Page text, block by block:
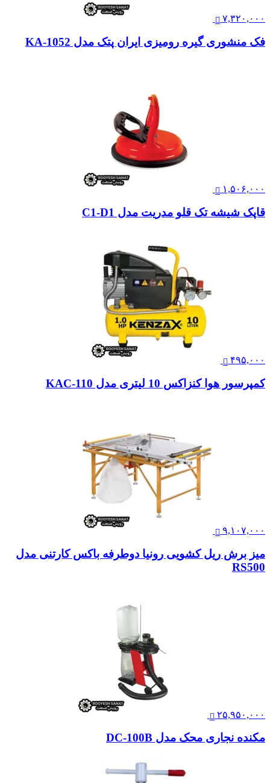
۷,۳۲۰,۰۰۰
فک منشوری گیره رومیزی ایران پتک مدل KA-1052
۱,۵۰۶,۰۰۰
قاپک شیشه تک قلو مدریت مدل C1-D1
۴۹۵,۰۰۰
کمپرسور هوا کنزاکس 10 لیتری مدل KAC-110
۹,۱۰۷,۰۰۰
میز برش ریل کشویی رونیا دوطرفه باکس کارتنی مدل
RS500
۲۵,۹۵۰,۰۰۰
مکنده نجاری محک مدل DC-100B